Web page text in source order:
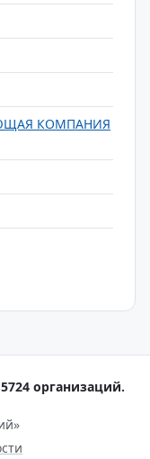
КОМПАНИЯ
организаций.